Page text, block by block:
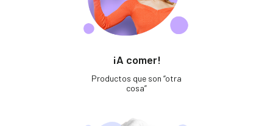
¡A comer!
Productos que son “otra
cosa”